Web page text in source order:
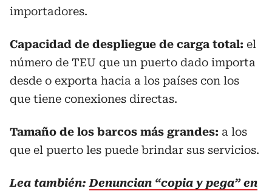
importadores.
Capacidad de despliegue de carga total: el
número de TEU que un puerto dado importa
desde o exporta hacia a los países con los
que tiene conexiones directas.
Tamaño de los barcos más grandes: a los
que el puerto les puede brindar sus servicios.
Lea también:Denuncian “copia y pega” en